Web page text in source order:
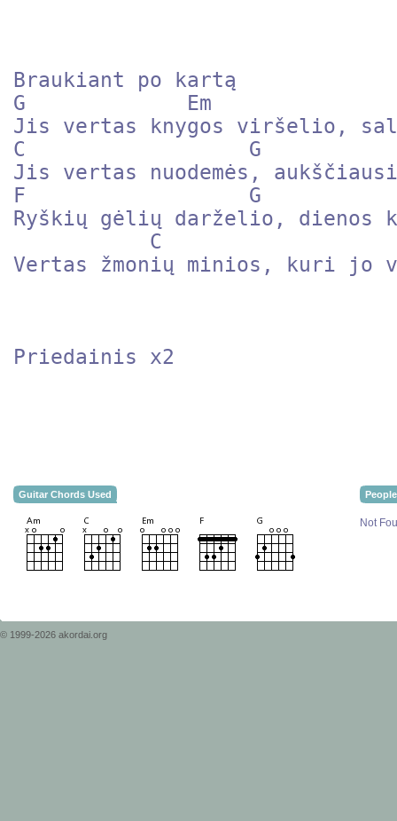
Braukiant po kartą
G             Em
Jis vertas knygos viršelio,
C                  G
Jis vertas nuodemės,
F                  G
Ryškių gėlių darželio, dienos
Vertas žmonių minios, kuri jo
Priedainis x2
Guitar Chords Used
Not
© 1999-2026 akordai.org